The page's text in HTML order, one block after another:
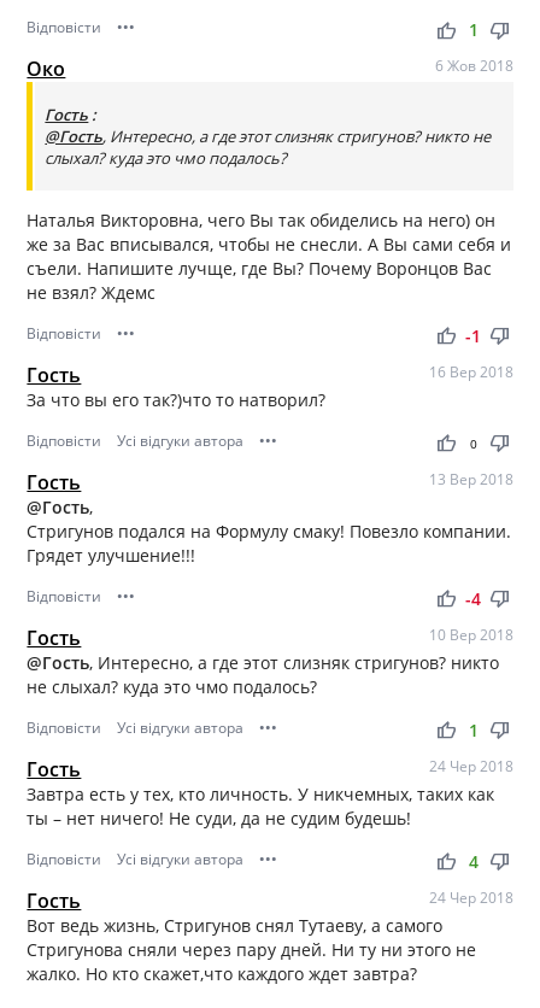
Відповісти ••• thumb_up thumb_down
1
Око 6 Жов 2018
Гость :
@Гость, Интересно, а где этот слизняк стригунов? никто не
слыхал? куда это чмо подалось?
Наталья Викторовна, чего Вы так обиделись на него) он
же за Вас вписывался, чтобы не снесли. А Вы сами себя и
съели. Напишите лучще, где Вы? Почему Воронцов Вас
не взял? Ждемс
Відповісти ••• thumb_up thumb_down
-1
Гость 16 Вер 2018
За что вы его так?)что то натворил?
Відповісти Усі відгуки автора ••• thumb_up thumb_down
0
Гость 13 Вер 2018
@Гость,
Стригунов подался на Формулу смаку! Повезло компании.
Грядет улучшение!!!
Відповісти ••• thumb_up thumb_down
-4
Гость 10 Вер 2018
@Гость, Интересно, а где этот слизняк стригунов? никто
не слыхал? куда это чмо подалось?
Відповісти Усі відгуки автора ••• thumb_up thumb_down
1
Гость 24 Чер 2018
Завтра есть у тех, кто личность. У никчемных, таких как
ты – нет ничего! Не суди, да не судим будешь!
Відповісти Усі відгуки автора ••• thumb_up thumb_down
4
Гость 24 Чер 2018
Вот ведь жизнь, Стригунов снял Тутаеву, а самого
Стригунова сняли через пару дней. Ни ту ни этого не
жалко. Но кто скажет,что каждого ждет завтра?